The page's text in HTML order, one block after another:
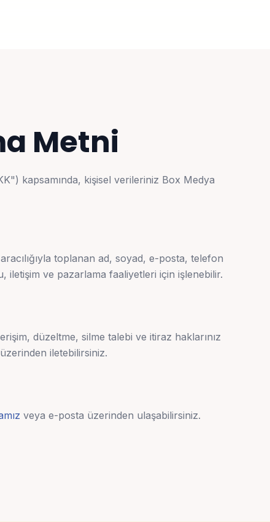
Metni
kapsamında, kişisel verileriniz Box Medya
toplanan ad, soyad, e-posta, telefon
iletişim ve pazarlama faaliyetleri için işlenebilir.
düzeltme, silme talebi ve itiraz haklarınız
üzerinden iletebilirsiniz.
veya e-posta üzerinden ulaşabilirsiniz.